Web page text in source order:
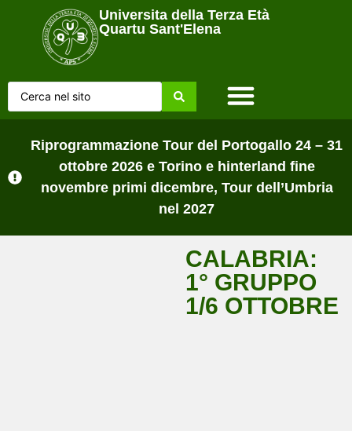
Universita della Terza Età
Quartu Sant'Elena
Riprogrammazione Tour del Portogallo 24 – 31
ottobre 2026 e Torino e hinterland fine
novembre primi dicembre, Tour dell’Umbria
nel 2027
CALABRIA:
1° GRUPPO
1/6 OTTOBRE